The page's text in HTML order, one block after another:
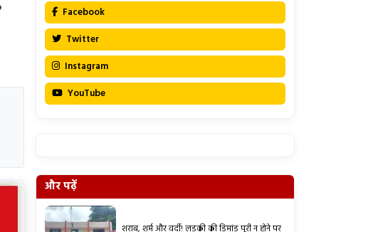
Facebook
Twitter
Instagram
YouTube
और पढ़ें
शराब, शर्म और वर्दी! लड़की की डिमांड पूरी न होने पर